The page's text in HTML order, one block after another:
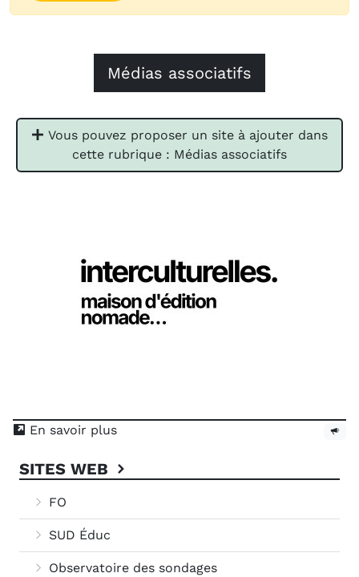
Médias associatifs
Vous pouvez proposer un site à ajouter dans
cette rubrique : Médias associatifs
En savoir plus
SITES WEB
FO
SUD Éduc
Observatoire des sondages